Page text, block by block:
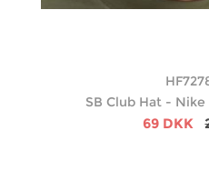
SB Club Hat -
69 DKK